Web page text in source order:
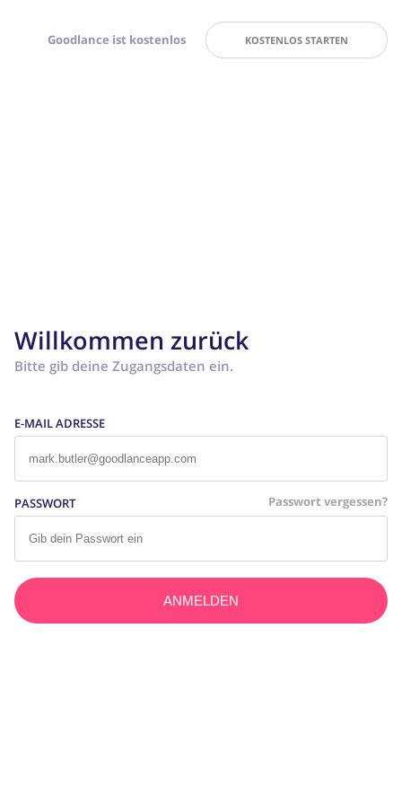
Goodlance ist kostenlos KOSTENLOS STARTEN
Willkommen zurück
Bitte gib deine Zugangsdaten ein.
E-MAIL ADRESSE
Passwort vergessen?
PASSWORT